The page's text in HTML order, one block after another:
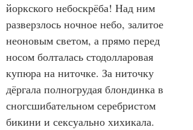
йоркского небоскрёба! Над ним
разверзлось ночное небо, залитое
неоновым светом, а прямо перед
носом болталась стодолларовая
купюра на ниточке. За ниточку
дёргала полногрудая блондинка в
сногсшибательном серебристом
бикини и сексуально хихикала.